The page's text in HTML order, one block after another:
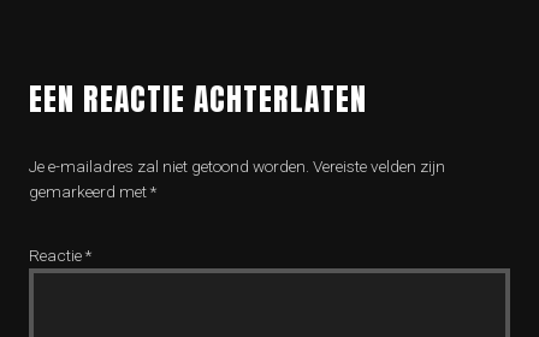
EEN REACTIE ACHTERLATEN
Je e-mailadres zal niet getoond worden. Vereiste velden zijn
gemarkeerd met*
Reactie*